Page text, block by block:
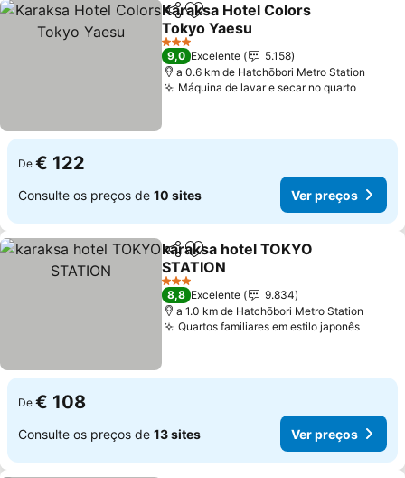
PartilharAdicionar aos favoritos
Karaksa Hotel Colors
Tokyo Yaesu
3 Estrelas
9,0 Excelente
5.158
a 0.6 km de Hatchōbori Metro Station
Máquina de lavar e secar no quarto
De € 122
Consulte os preços de 10 sites Ver preços
PartilharAdicionar aos favoritos
karaksa hotel TOKYO
STATION
3 Estrelas
8,8 Excelente
9.834
a 1.0 km de Hatchōbori Metro Station
Quartos familiares em estilo japonês
De € 108
Consulte os preços de 13 sites Ver preços